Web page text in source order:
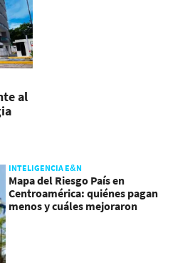
al
INTELIGENCIA E&N
Mapa del Riesgo País en
Centroamérica: quiénes pagan
menos y cuáles mejoraron